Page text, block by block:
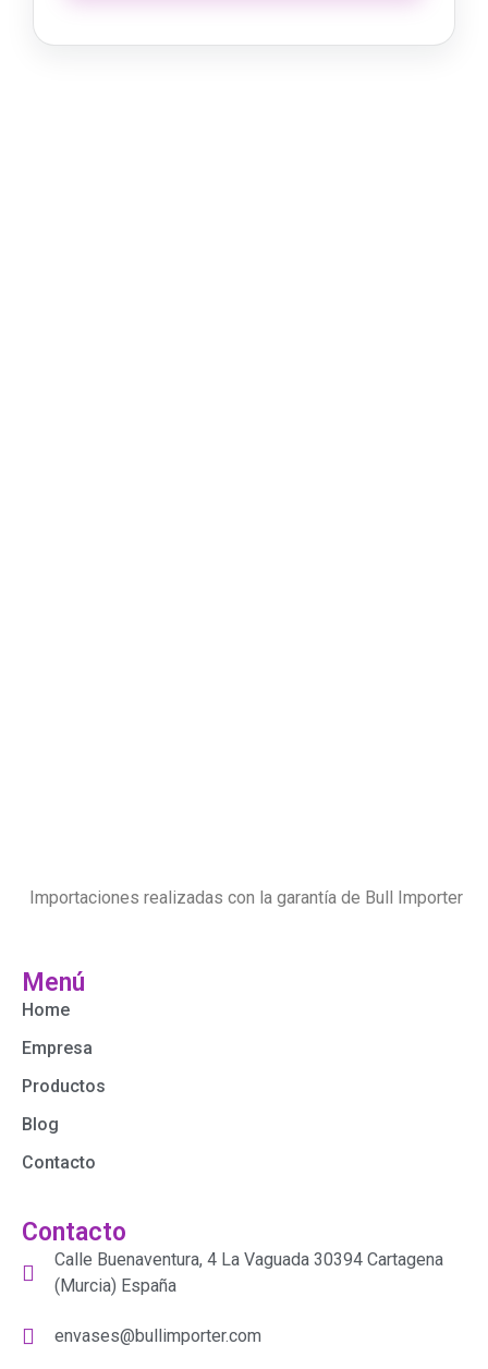
Importaciones realizadas con la garantía de Bull Importer
Menú
Home
Empresa
Productos
Blog
Contacto
Contacto
Calle Buenaventura, 4 La Vaguada 30394 Cartagena
(Murcia) España
envases@bullimporter.com